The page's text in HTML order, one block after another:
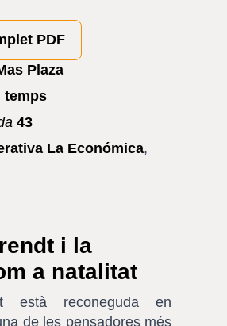
PDF
Plaza
temps
43
La Económica,
i la
a natalitat
està reconeguda en
de les pensadores més